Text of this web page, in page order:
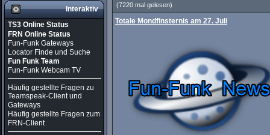
Interaktiv
TS3 Online Status
FRN Online Status
Fun-Funk Gateways
Locator Finde und Suche
Fun Funk Team
Fun-Funk Webcam TV
Häufig gestellte Fragen zu
Teamspeak-Client und
Gateways
Häufig gestellte Fragen zum
FRN-Client
(7220 mal gelesen)
Totale Mondfinsternis am 27. Juli